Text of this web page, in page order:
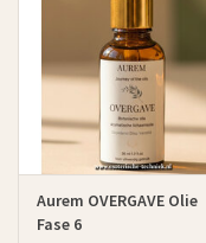
Aurem OVERGAVE Olie
Fase 6